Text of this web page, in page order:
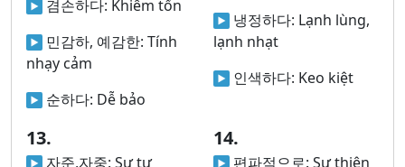
겸손하다: Khiêm tốn
민감하, 예감한: Tính
nhạy cảm
순하다: Dễ bảo
냉정하다: Lạnh lùng,
lạnh nhạt
인색하다: Keo kiệt
13.
자준,자중: Sự tự
14.
편파적으로: Sự thiên